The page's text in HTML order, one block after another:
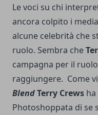
Le voci su chi
ancora colpito i
alcune celebrità che
ruolo. Sembra che
campagna per il
raggiungere. Come
BlendTerry Crews
Photoshoppata di se